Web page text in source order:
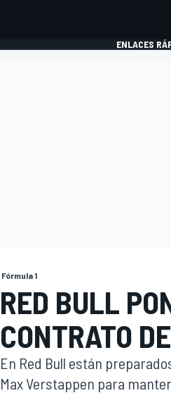
INDYCAR
ENLACES
Fórmula 1
RED BULL
CONTRATO
En Red Bull están
Max Verstappen para